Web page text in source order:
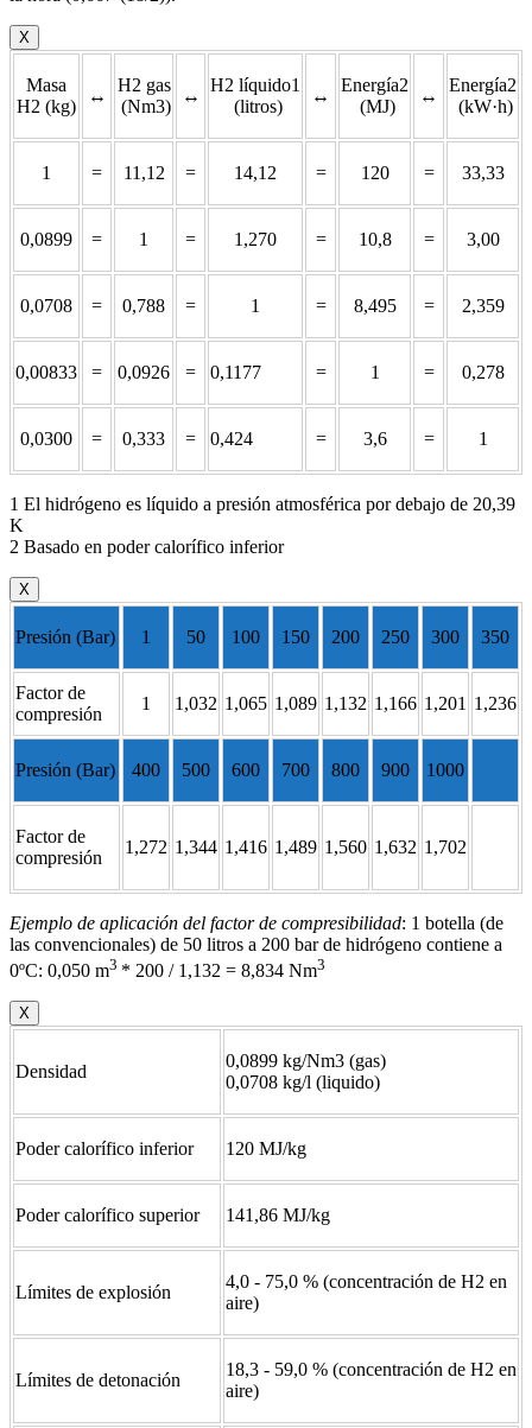
X
Masa
H2 (kg)
↔
H2 gas
(Nm3)
↔
H2 líquido1
(litros)
↔
Energía2
(MJ)
↔
Energía2
(kW·h)
1 = 11,12 = 14,12 = 120 = 33,33
0,0899 = 1 = 1,270 = 10,8 = 3,00
0,0708 = 0,788 = 1 = 8,495 = 2,359
0,00833 = 0,0926 = 0,1177 = 1 = 0,278
0,0300 = 0,333 = 0,424 = 3,6 = 1
1 El hidrógeno es líquido a presión atmosférica por debajo de 20,39
K
2 Basado en poder calorífico inferior
X
Presión (Bar) 1 50 100 150 200 250 300 350
Factor de
compresión
1 1,032 1,065 1,089 1,132 1,166 1,201 1,236
Presión (Bar) 400 500 600 700 800 900 1000
Factor de
compresión
1,272 1,344 1,416 1,489 1,560 1,632 1,702
Ejemplo de aplicación del factor de compresibilidad: 1 botella (de
las convencionales) de 50 litros a 200 bar de hidrógeno contiene a
0ºC: 0,050 m3 * 200 / 1,132 = 8,834 Nm3
X
Densidad
0,0899 kg/Nm3 (gas)
0,0708 kg/l (liquido)
Poder calorífico inferior 120 MJ/kg
Poder calorífico superior 141,86 MJ/kg
Límites de explosión
4,0 - 75,0 % (concentración de H2 en
aire)
Límites de detonación
18,3 - 59,0 % (concentración de H2 en
aire)